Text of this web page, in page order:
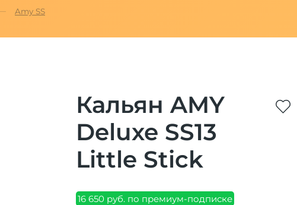
Amy SS
Кальян AMY
Deluxe SS13
Little Stick
16 650 руб. по премиум-подписке